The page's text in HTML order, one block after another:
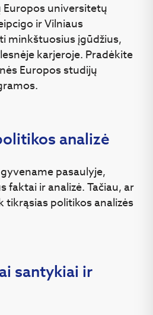
universitetų
ir Vilniaus
minkštuosius įgūdžius,
karjeroje. Pradėkite
Europos studijų
analizė
pasaulyje,
faktai ir analizė. Tačiau, ar
tikrąsias politikos analizės
santykiai ir